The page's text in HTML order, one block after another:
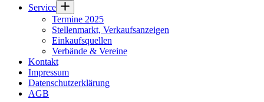
Service
Termine 2025
Stellenmarkt, Verkaufsanzeigen
Einkaufsquellen
Verbände & Vereine
Kontakt
Impressum
Datenschutzerklärung
AGB